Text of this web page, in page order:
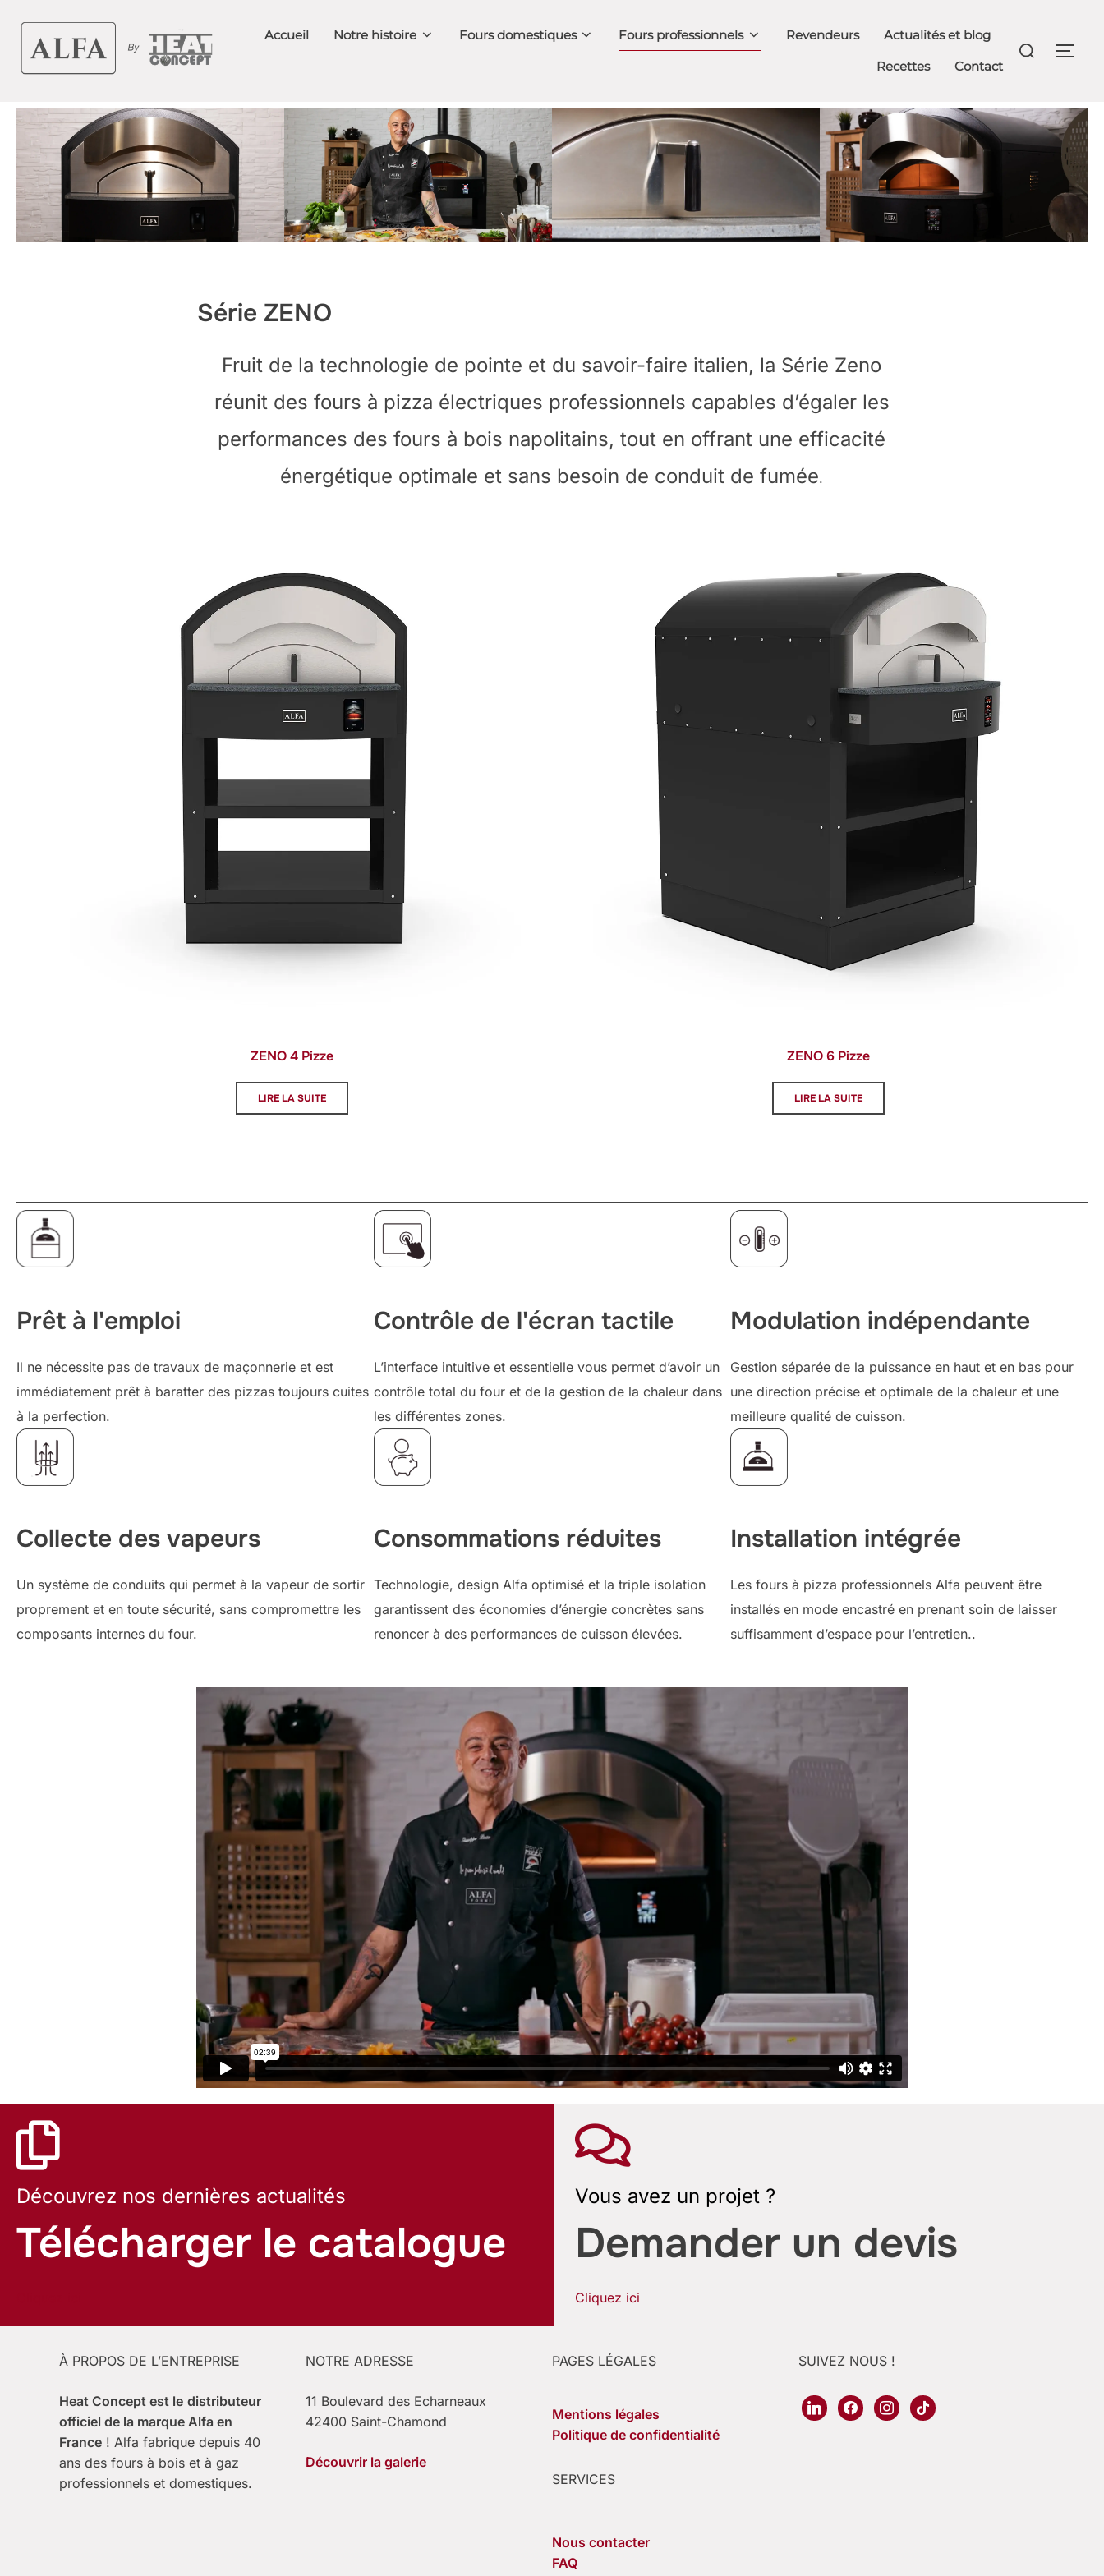
contenu
Accueil Notre histoire Fours domestiques Fours professionnels Revendeurs Actualités et blog
Recettes Contact
Rechercher :
Série ZENO
Fruit de la technologie de pointe et du savoir-faire italien, la Série Zeno
réunit des fours à pizza électriques professionnels capables d’égaler les
performances des fours à bois napolitains, tout en offrant une efficacité
énergétique optimale et sans besoin de conduit de fumée.
ZENO 4 Pizze
LIRE LA SUITE
ZENO 6 Pizze
LIRE LA SUITE
Prêt à l'emploi
Il ne nécessite pas de travaux de maçonnerie et est
immédiatement prêt à baratter des pizzas toujours cuites
à la perfection.
Contrôle de l'écran tactile
L’interface intuitive et essentielle vous permet d’avoir un
contrôle total du four et de la gestion de la chaleur dans
les différentes zones.
Modulation indépendante
Gestion séparée de la puissance en haut et en bas pour
une direction précise et optimale de la chaleur et une
meilleure qualité de cuisson.
Collecte des vapeurs
Un système de conduits qui permet à la vapeur de sortir
proprement et en toute sécurité, sans compromettre les
composants internes du four.
Consommations réduites
Technologie, design Alfa optimisé et la triple isolation
garantissent des économies d’énergie concrètes sans
renoncer à des performances de cuisson élevées.
Installation intégrée
Les fours à pizza professionnels Alfa peuvent être
installés en mode encastré en prenant soin de laisser
suffisamment d’espace pour l’entretien..
Découvrez nos dernières actualités
Télécharger le catalogue
Vous avez un projet ?
Demander un devis
Cliquez ici
À PROPOS DE L’ENTREPRISE
Heat Concept est le distributeur
officiel de la marque Alfa en
France ! Alfa fabrique depuis 40
ans des fours à bois et à gaz
professionnels et domestiques.
NOTRE ADRESSE
11 Boulevard des Echarneaux
42400 Saint-Chamond
Découvrir la galerie
PAGES LÉGALES
Mentions légales
Politique de confidentialité
SERVICES
Nous contacter
FAQ
SUIVEZ NOUS !
linkedinfacebookinstagram
tiktok